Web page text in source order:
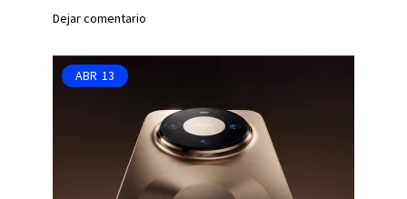
Dejar comentario
ABR 13